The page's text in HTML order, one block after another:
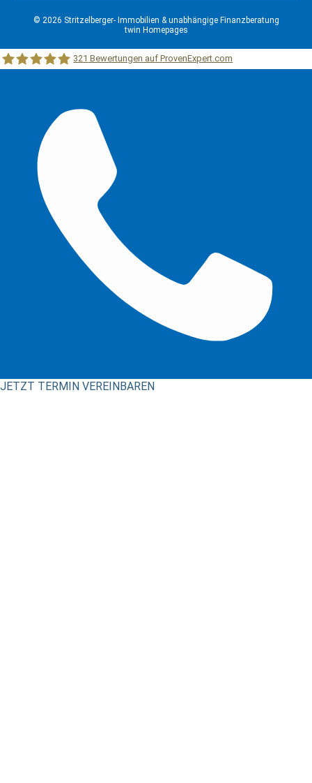
© 2026 Stritzelberger- Immobilien & unabhängige Finanzberatung
twin Homepages
321 Bewertungen auf ProvenExpert.com
JETZT TERMIN VEREINBAREN